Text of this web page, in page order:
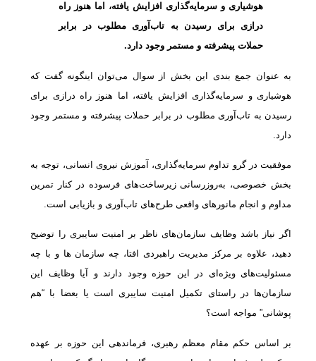
هوشیاری و سرمایه‌گذاری افزایش یافته، اما هنوز راه
درازی برای رسیدن به تاب‌آوری مطلوب در برابر
حملات پیشرفته و مستمر وجود دارد.
به عنوان جمع بندی این بخش از سوال می‌توان اینگونه گفت که
هوشیاری و سرمایه‌گذاری افزایش یافته، اما هنوز راه درازی برای
رسیدن به تاب‌آوری مطلوب در برابر حملات پیشرفته و مستمر وجود
دارد.
موفقیت در گرو تداوم سرمایه‌گذاری، آموزش نیروی انسانی، توجه به
بخش خصوصی، به‌روزرسانی زیرساخت‌های فرسوده در کنار تمرین
مداوم و انجام مانورهای واقعی طرح‌های تاب‌آوری و بازیابی است.
اگر نیاز باشد وظایف سازمان‌های ناظر بر امنیت سایبری را توضیح
دهید، علاوه بر مرکز مدیریت راهبردی افتا، چه سازمان ها و با چه
مسئولیت‌های ویژه‌ای در این حوزه وجود دارند و آیا وظایف این
سازمان‌ها در راستای تکمیل امنیت سایبری است یا بعضا با “هم
پوشانی” مواجه است؟
بر اساس حکم مقام معظم رهبری، فرماندهی این حوزه بر عهده